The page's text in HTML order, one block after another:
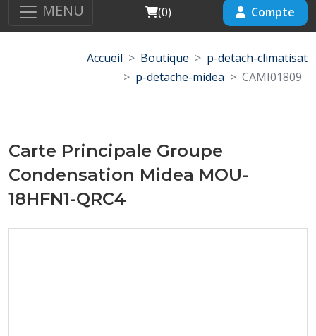
MENU Cart
(0) Compte
Accueil Boutique
p-detach-climatisat
p-detache-midea
CAMI01809
Carte Principale Groupe
Condensation Midea MOU-
18HFN1-QRC4